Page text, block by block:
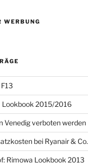
WERBUNG
Lookbook 2015/2016
Venedig verboten werden
bei Ryanair & Co.
Rimowa Lookbook 2013